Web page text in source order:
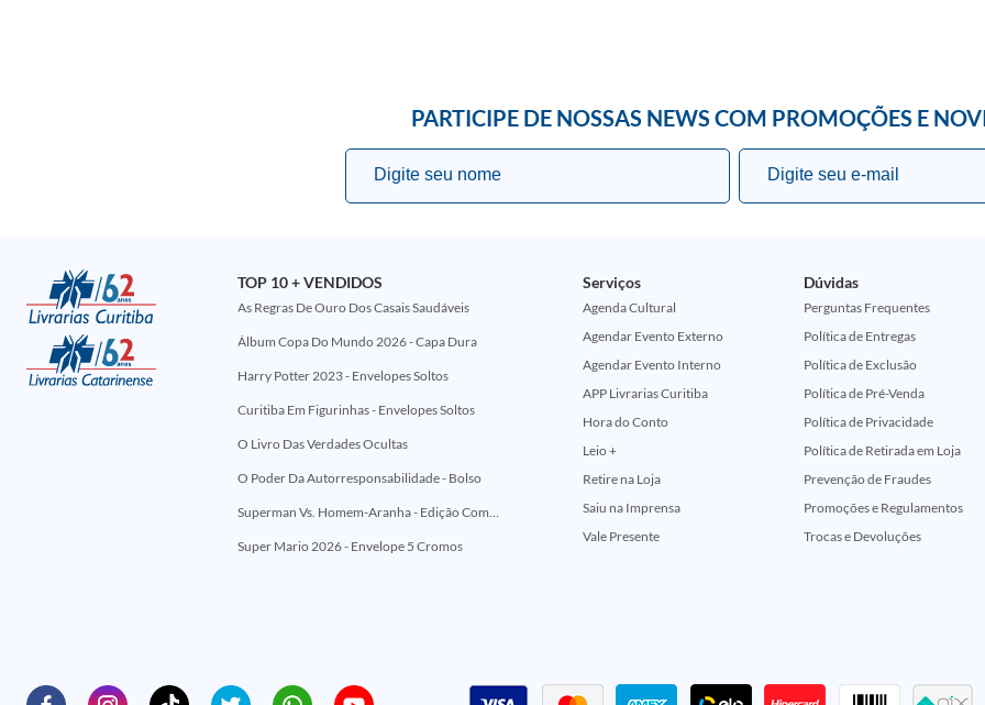
PARTICIPE DE NOSSAS NEWS COM PROMOÇÕES E
TOP 10 + VENDIDOS
As Regras De Ouro Dos Casais Saudáveis
Álbum Copa Do Mundo 2026 - Capa Dura
Harry Potter 2023 - Envelopes Soltos
Curitiba Em Figurinhas - Envelopes Soltos
O Livro Das Verdades Ocultas
O Poder Da Autorresponsabilidade - Bolso
Superman Vs. Homem-Aranha - Edição Comemorativa 50 Anos (Encontros Clássicos Dc E Marvel)
Super Mario 2026 - Envelope 5 Cromos
Serviços
Agenda Cultural
Agendar Evento Externo
Agendar Evento Interno
APP Livrarias Curitiba
Hora do Conto
Leio +
Retire na Loja
Saiu na Imprensa
Vale Presente
Dúvidas
Perguntas Frequentes
Política de Entregas
Política de Exclusão
Política de Pré-Venda
Política de Privacidade
Política de Retirada em Loja
Prevenção de Fraudes
Promoções e Regulamentos
Trocas e Devoluções